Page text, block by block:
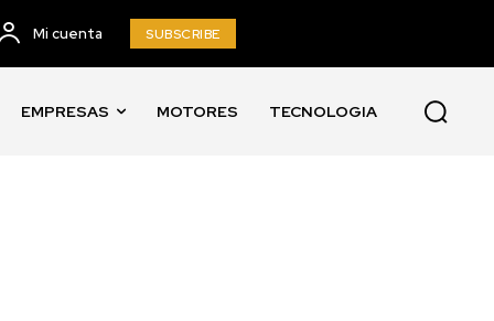
Mi cuenta SUBSCRIBE
EMPRESAS MOTORES TECNOLOGIA